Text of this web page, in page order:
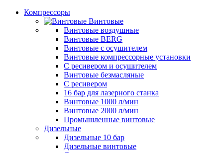
Компрессоры
Винтовые
Винтовые воздушные
Винтовые BERG
Винтовые с осушителем
Винтовые компрессорные установки
C ресивером и осушителем
Винтовые безмасляные
C ресивером
16 бар для лазерного станка
Винтовые 1000 л/мин
Винтовые 2000 л/мин
Промышленные винтовые
Дизельные
Дизельные 10 бар
Дизельные винтовые